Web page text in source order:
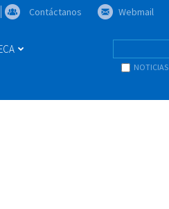
Contáctanos Webmail
NOTICIAS